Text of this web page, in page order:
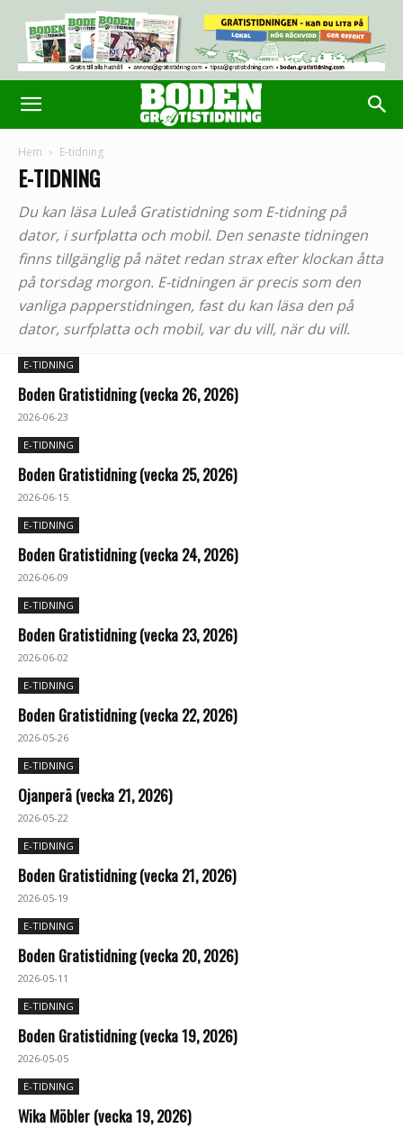
Hem E-tidning
E-TIDNING
Du kan läsa Luleå Gratistidning som E-tidning på
dator, i surfplatta och mobil. Den senaste tidningen
finns tillgänglig på nätet redan strax efter klockan åtta
på torsdag morgon. E-tidningen är precis som den
vanliga papperstidningen, fast du kan läsa den på
dator, surfplatta och mobil, var du vill, när du vill.
E-TIDNING
Boden Gratistidning (vecka 26, 2026)
2026-06-23
E-TIDNING
Boden Gratistidning (vecka 25, 2026)
2026-06-15
E-TIDNING
Boden Gratistidning (vecka 24, 2026)
2026-06-09
E-TIDNING
Boden Gratistidning (vecka 23, 2026)
2026-06-02
E-TIDNING
Boden Gratistidning (vecka 22, 2026)
2026-05-26
E-TIDNING
Ojanperä (vecka 21, 2026)
2026-05-22
E-TIDNING
Boden Gratistidning (vecka 21, 2026)
2026-05-19
E-TIDNING
Boden Gratistidning (vecka 20, 2026)
2026-05-11
E-TIDNING
Boden Gratistidning (vecka 19, 2026)
2026-05-05
E-TIDNING
Wika Möbler (vecka 19, 2026)